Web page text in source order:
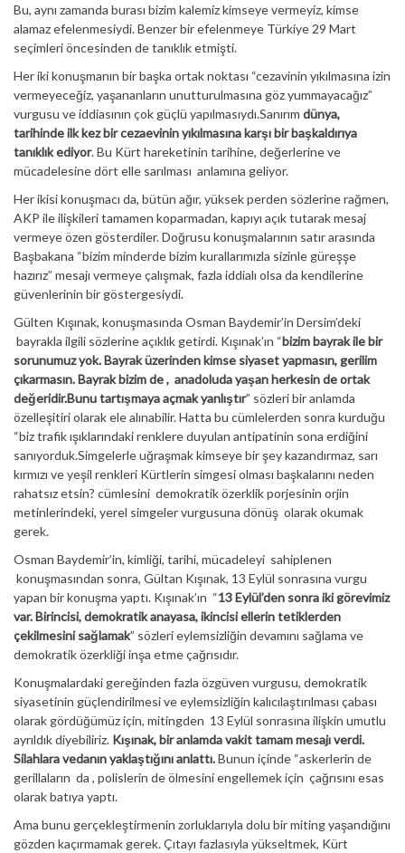
Bu, aynı zamanda burası bizim kalemiz kimseye vermeyiz, kimse
alamaz efelenmesiydi. Benzer bir efelenmeye Türkiye 29 Mart
seçimleri öncesinden de tanıklık etmişti.
Her iki konuşmanın bir başka ortak noktası “cezavinin yıkılmasına izin
vermeyeceğiz, yaşananların unutturulmasına göz yummayacağız”
vurgusu ve iddiasının çok güçlü yapılmasıydı.Sanırım dünya,
tarihinde ilk kez bir cezaevinin yıkılmasına karşı bir başkaldırıya
tanıklık ediyor. Bu Kürt hareketinin tarihine, değerlerine ve
mücadelesine dört elle sarılması anlamına geliyor.
Her ikisi konuşmacı da, bütün ağır, yüksek perden sözlerine rağmen,
AKP ile ilişkileri tamamen koparmadan, kapıyı açık tutarak mesaj
vermeye özen gösterdiler. Doğrusu konuşmalarının satır arasında
Başbakana “bizim minderde bizim kurallarımızla sizinle güreşşe
hazırız” mesajı vermeye çalışmak, fazla iddialı olsa da kendilerine
güvenlerinin bir göstergesiydi.
Gülten Kışınak, konuşmasında Osman Baydemir’in Dersim’deki
bayrakla ilgili sözlerine açıklık getirdi. Kışınak’ın “bizim bayrak ile bir
sorunumuz yok. Bayrak üzerinden kimse siyaset yapmasın, gerilim
çıkarmasın. Bayrak bizim de , anadoluda yaşan herkesin de ortak
değeridir.Bunu tartışmaya açmak yanlıştır” sözleri bir anlamda
özelleşitiri olarak ele alınabilir. Hatta bu cümlelerden sonra kurduğu
“biz trafik ışıklarındaki renklere duyulan antipatinin sona erdiğini
sanıyorduk.Simgelerle uğraşmak kimseye bir şey kazandırmaz, sarı
kırmızı ve yeşil renkleri Kürtlerin simgesi olması başkalarını neden
rahatsız etsin? cümlesini demokratik özerklik porjesinin orjin
metinlerindeki, yerel simgeler vurgusuna dönüş olarak okumak
gerek.
Osman Baydemir’in, kimliği, tarihi, mücadeleyi sahiplenen
konuşmasından sonra, Gültan Kışınak, 13 Eylül sonrasına vurgu
yapan bir konuşma yaptı. Kışınak’ın “13 Eylül’den sonra iki görevimiz
var. Birincisi, demokratik anayasa, ikincisi ellerin tetiklerden
çekilmesini sağlamak” sözleri eylemsizliğin devamını sağlama ve
demokratik özerkliği inşa etme çağrısıdır.
Konuşmalardaki gereğinden fazla özgüven vurgusu, demokratik
siyasetinin güçlendirilmesi ve eylemsizliğin kalıcılaştırılması çabası
olarak gördüğümüz için, mitingden 13 Eylül sonrasına ilişkin umutlu
ayrıldık diyebiliriz. Kışınak, bir anlamda vakit tamam mesajı verdi.
Silahlara vedanın yaklaştığını anlattı.Bunun içinde “askerlerin de
gerillaların da , polislerin de ölmesini engellemek için çağrısını esas
olarak batıya yaptı.
Ama bunu gerçekleştirmenin zorluklarıyla dolu bir miting yaşandığını
gözden kaçırmamak gerek. Çıtayı fazlasıyla yükseltmek, Kürt